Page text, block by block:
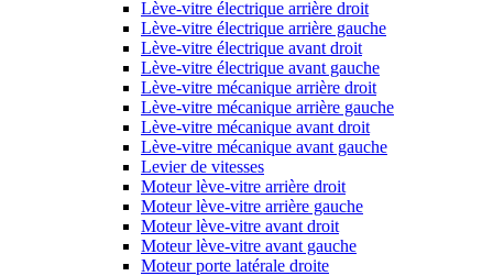
Lève-vitre électrique arrière droit
Lève-vitre électrique arrière gauche
Lève-vitre électrique avant droit
Lève-vitre électrique avant gauche
Lève-vitre mécanique arrière droit
Lève-vitre mécanique arrière gauche
Lève-vitre mécanique avant droit
Lève-vitre mécanique avant gauche
Levier de vitesses
Moteur lève-vitre arrière droit
Moteur lève-vitre arrière gauche
Moteur lève-vitre avant droit
Moteur lève-vitre avant gauche
Moteur porte latérale droite